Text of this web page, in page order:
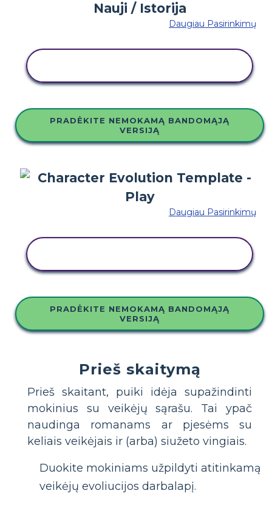
Daugiau Pasirinkimų
PRADĖKITE NEMOKAMĄ BANDOMĄJĄ
VERSIJĄ
Daugiau Pasirinkimų
PRADĖKITE NEMOKAMĄ BANDOMĄJĄ
VERSIJĄ
Prieš skaitymą
Prieš skaitant, puiki idėja supažindinti
mokinius su veikėjų sąrašu. Tai ypač
naudinga romanams ar pjesėms su
keliais veikėjais ir (arba) siužeto vingiais.
Duokite mokiniams užpildyti atitinkamą
veikėjų evoliucijos darbalapį.